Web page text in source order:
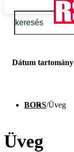
Dátum tartomány
BORS/Üveg
Üveg